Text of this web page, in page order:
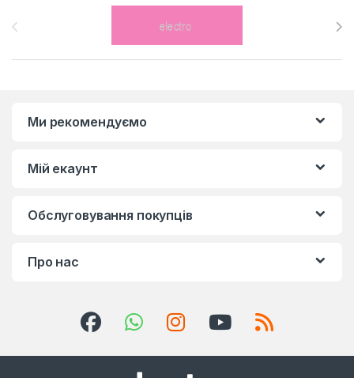
Brands Carousel
Ми рекомендуємо
Мій екаунт
Обслуговування покупців
Про нас